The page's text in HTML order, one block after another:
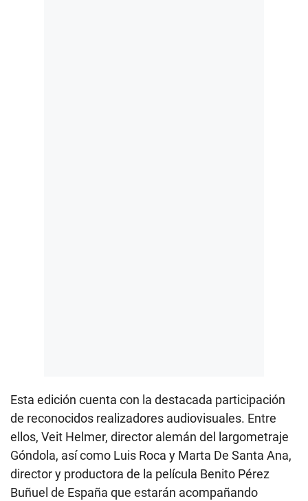
Esta edición cuenta con la destacada participación
de reconocidos realizadores audiovisuales. Entre
ellos, Veit Helmer, director alemán del largometraje
Góndola, así como Luis Roca y Marta De Santa Ana,
director y productora de la película Benito Pérez
Buñuel de España que estarán acompañando